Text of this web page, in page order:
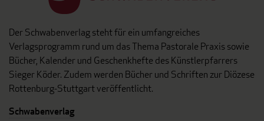
Der Schwabenverlag steht für ein umfangreiches
Verlagsprogramm rund um das Thema Pastorale Praxis sowie
Bücher, Kalender und Geschenkhefte des Künstlerpfarrers
Sieger Köder. Zudem werden Bücher und Schriften zur Diözese
Rottenburg-Stuttgart veröffentlicht.
Schwabenverlag